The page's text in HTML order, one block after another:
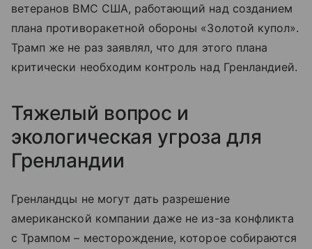
ветеранов ВМС США, работающий над созданием
плана противоракетной обороны «Золотой купол».
Трамп же не раз заявлял, что для этого плана
критически необходим контроль над Гренландией.
Тяжелый вопрос и
экологическая угроза для
Гренландии
Гренландцы не могут дать разрешение
американской компании даже не из-за конфликта
с Трампом – месторождение, которое собираются